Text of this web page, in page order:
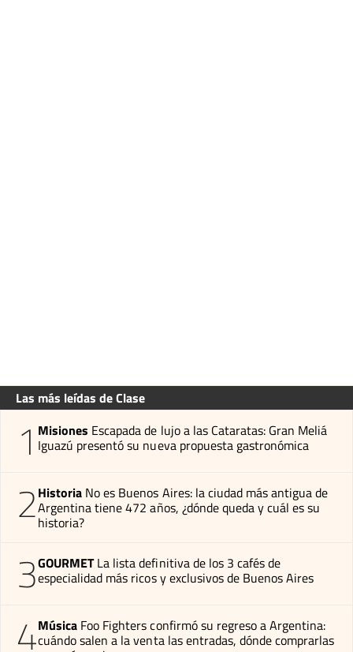
Las más leídas de Clase
1 Misiones Escapada de lujo a las Cataratas: Gran Meliá
Iguazú presentó su nueva propuesta gastronómica
2Historia No es Buenos Aires: la ciudad más antigua de
Argentina tiene 472 años, ¿dónde queda y cuál es su
historia?
3GOURMET La lista definitiva de los 3 cafés de
especialidad más ricos y exclusivos de Buenos Aires
4Música Foo Fighters confirmó su regreso a Argentina:
cuándo salen a la venta las entradas, dónde comprarlas